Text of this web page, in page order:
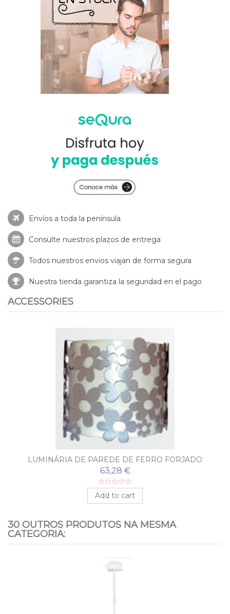
Envíos a toda la península
Consulte nuestros plazos de entrega
Todos nuestros envios viajan de forma segura
Nuestra tienda garantiza la seguridad en el pago
ACCESSORIES
LUMINÁRIA DE PAREDE DE FERRO FORJADO
MARGARITAS
63,28 €
Add to cart
30 OUTROS PRODUTOS NA MESMA
CATEGORIA: